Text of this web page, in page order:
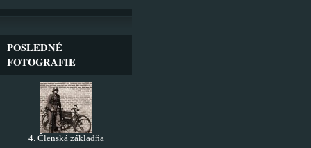
POSLEDNÉ
FOTOGRAFIE
4. Členská základňa